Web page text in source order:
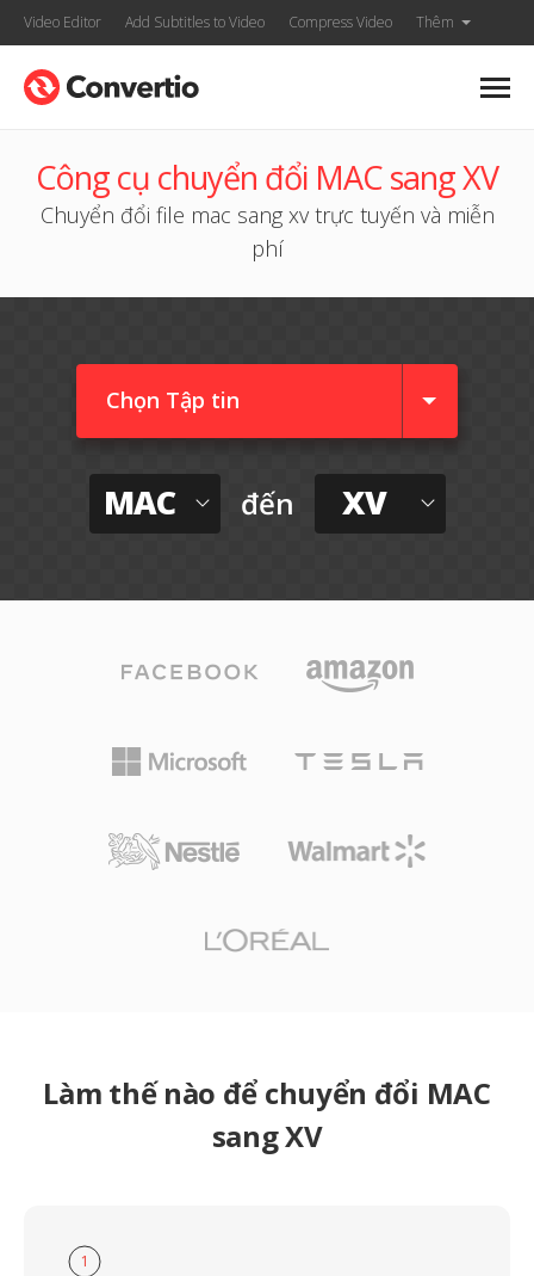
Video Editor Add Subtitles to Video Compress Video Thêm
Công cụ chuyển đổi MAC sang XV
Chuyển đổi file mac sang xv trực tuyến và miễn
phí
Chọn Tập tin
MAC đến XV
Làm thế nào để chuyển đổi MAC
sang XV
1